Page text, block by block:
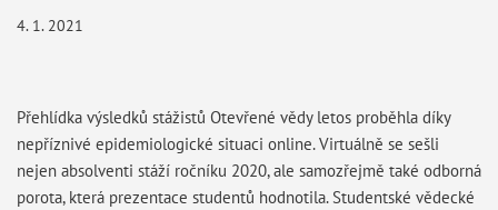
4. 1. 2021
Přehlídka výsledků stážistů Otevřené vědy letos proběhla díky
nepříznivé epidemiologické situaci online. Virtuálně se sešli
nejen absolventi stáží ročníku 2020, ale samozřejmě také odborná
porota, která prezentace studentů hodnotila. Studentské vědecké